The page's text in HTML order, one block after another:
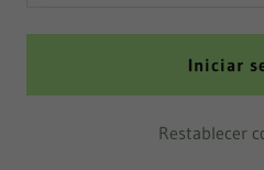
Iniciar
Restablecer